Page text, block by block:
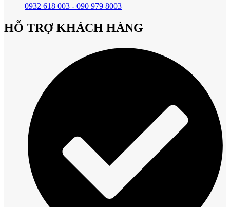
0932 618 003 - 090 979 8003
HỖ TRỢ KHÁCH HÀNG